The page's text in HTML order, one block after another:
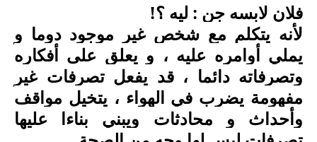
فلان لابسه جن : ليه ؟!
لأنه يتكلم مع شخص غير موجود دوما و
يملي أوامره عليه ، و يعلق على أفكاره
وتصرفاته دائما ، قد يفعل تصرفات غير
مفهومة يضرب في الهواء ، يتخيل مواقف
وأحداث و محادثات ويبني بناءا عليها